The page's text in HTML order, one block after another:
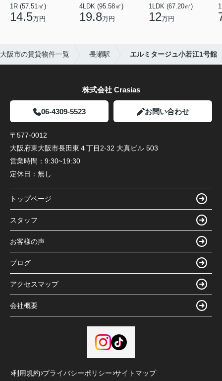
1R (57.51㎡)
14.5万円
4LDK (95.58㎡)
19.8万円
1LDK (67.20㎡)
12万円
阪市の賃貸物件一覧 長瀬駅 エルミタージュ小若江1号館
株式会社 Crasias
06-4309-5523 お問い合わせ
〒577-0012
大阪府東大阪市長田東４丁目2-32 大真ビル 503
営業時間： 9:30~19:30
定休日： 無し
トップページ
スタッフ
お客様の声
ブログ
アクセスマップ
会社概要
利用規約 プライバシーポリシー サイトマップ